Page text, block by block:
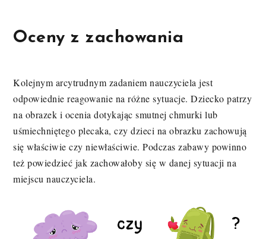
Oceny z zachowania
Kolejnym arcytrudnym zadaniem nauczyciela jest
odpowiednie reagowanie na różne sytuacje. Dziecko patrzy
na obrazek i ocenia dotykając smutnej chmurki lub
uśmiechniętego plecaka, czy dzieci na obrazku zachowują
się właściwie czy niewłaściwie. Podczas zabawy powinno
też powiedzieć jak zachowałoby się w danej sytuacji na
miejscu nauczyciela.